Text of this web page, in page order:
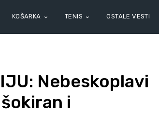
KOŠARKA TENIS OSTALE VESTI
Nebeskoplavi
i